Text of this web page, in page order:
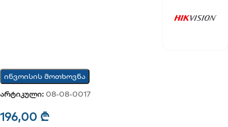
ინვოისის მოთხოვნა
არტიკული: 08-08-0017
196,00 ₾